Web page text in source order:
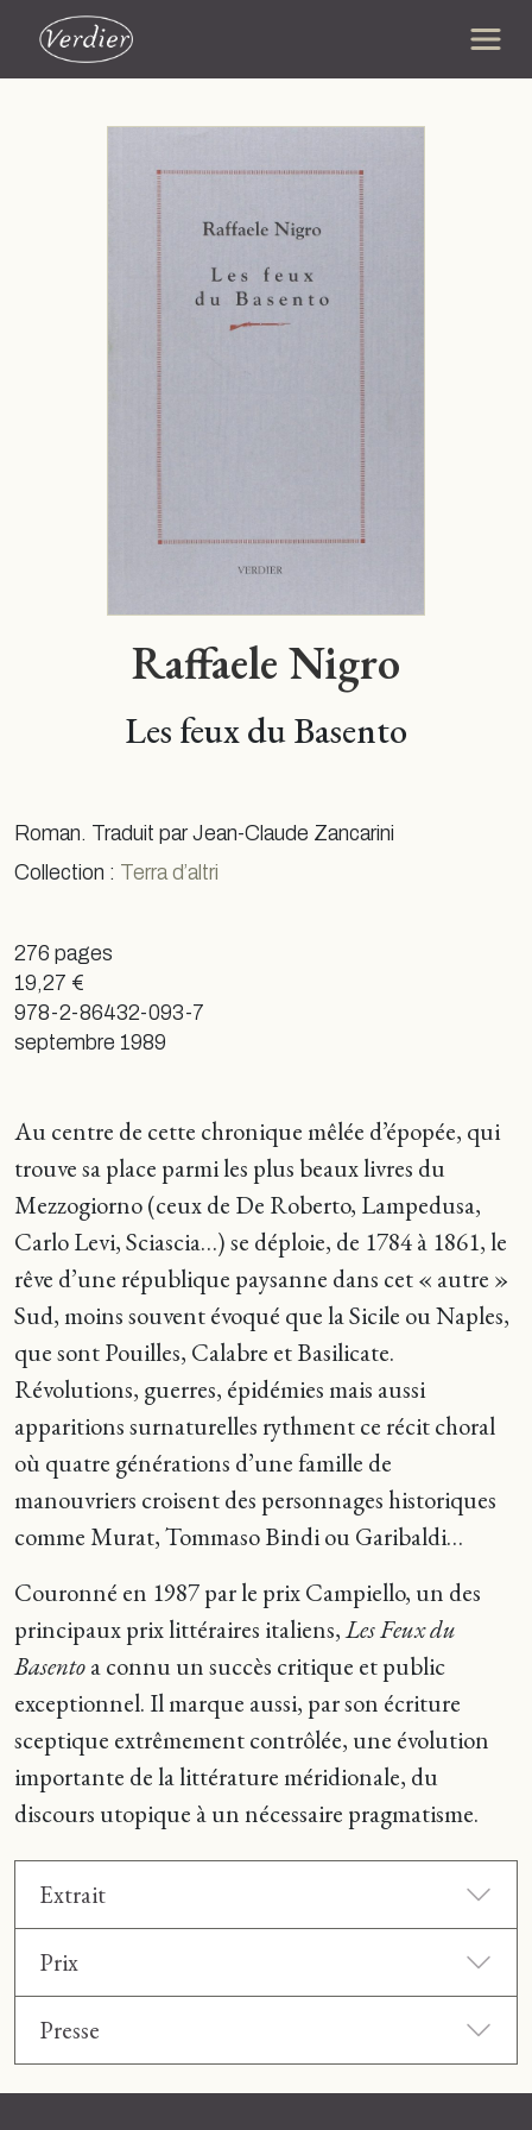
Raffaele Nigro
Les feux du Basento
Roman. Traduit par Jean-Claude Zancarini
Collection : Terra d’altri
276 pages
19,27 €
978-2-86432-093-7
septembre 1989
Au centre de cette chronique mêlée d’épopée, qui
trouve sa place parmi les plus beaux livres du
Mezzogiorno (ceux de De Roberto, Lampedusa,
Carlo Levi, Sciascia…) se déploie, de 1784 à 1861, le
rêve d’une république paysanne dans cet « autre »
Sud, moins souvent évoqué que la Sicile ou Naples,
que sont Pouilles, Calabre et Basilicate.
Révolutions, guerres, épidémies mais aussi
apparitions surnaturelles rythment ce récit choral
où quatre générations d’une famille de
manouvriers croisent des personnages historiques
comme Murat, Tommaso Bindi ou Garibaldi…
Couronné en 1987 par le prix Campiello, un des
principaux prix littéraires italiens,Les Feux du
Basentoa connu un succès critique et public
exceptionnel. Il marque aussi, par son écriture
sceptique extrêmement contrôlée, une évolution
importante de la littérature méridionale, du
discours utopique à un nécessaire pragmatisme.
Extrait
Prix
Presse